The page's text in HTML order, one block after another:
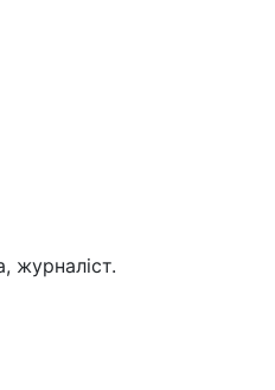
журналіст.